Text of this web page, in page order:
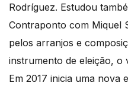
Rodríguez. Estudou
Contraponto com Miquel
pelos arranjos e
instrumento de eleição, o
Em 2017 inicia uma nova